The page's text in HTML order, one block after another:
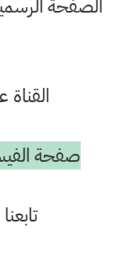
الصفحة
القناة
صفحة